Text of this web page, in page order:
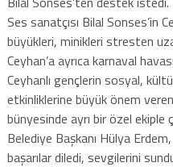
Ses sanatçısı Bilal Sonses’in
büyükleri, minikleri stresten
Ceyhan’a ayrıca karnaval
Ceyhanlı gençlerin sosyal,
etkinliklerine büyük önem
bünyesinde ayrı bir özel ekiple
Belediye Başkanı Hülya
başarılar diledi, sevgilerini